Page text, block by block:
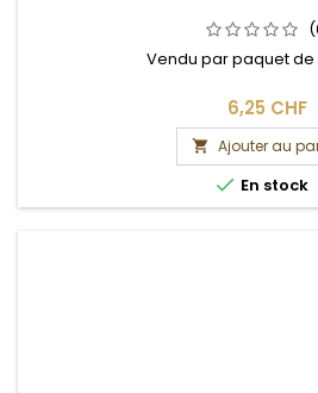
Vendu par paquet de
6,25 CHF
 Ajouter au
 En stock